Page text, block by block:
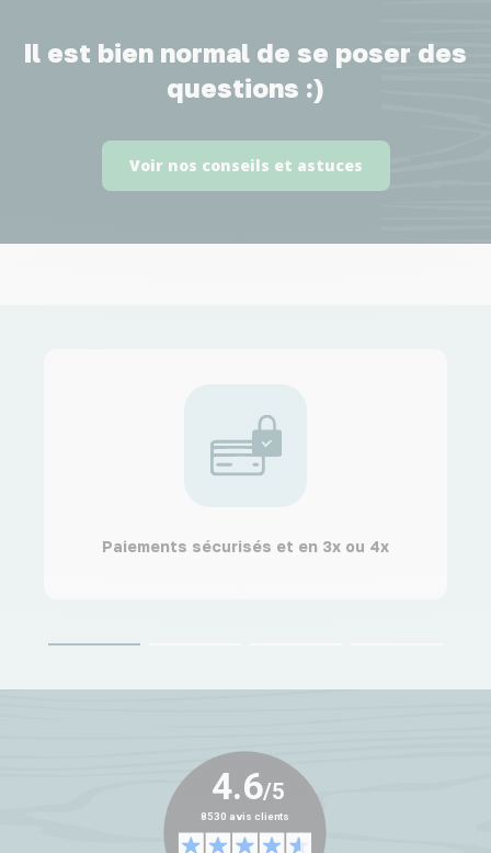
Il est bien normal de se poser des
questions :)
Voir nos conseils et astuces
Paiements sécurisés et en 3x ou 4x